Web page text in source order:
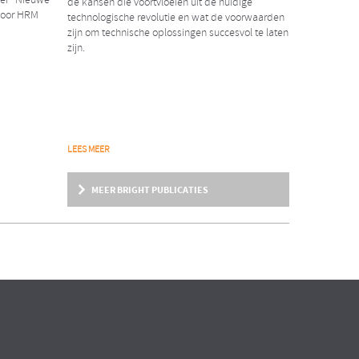
NIEUWS
Erwin Rexwinkel nieuwe
partner Bright & Company
HRM
technologische revolutie en wat de voorwaarden
zijn om technische oplossingen succesvol te laten
zijn.
LEES MEER
MEER BRIGHT PUBLICATIES